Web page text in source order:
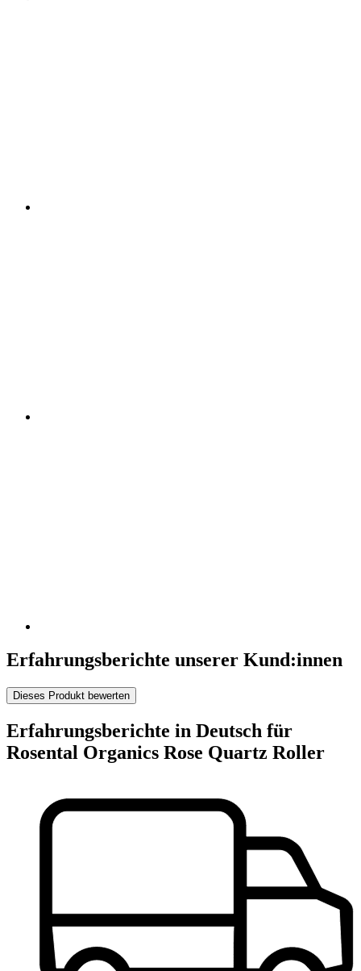
Erfahrungsberichte unserer Kund:innen
Dieses Produkt bewerten
Erfahrungsberichte in Deutsch für
Rosental Organics Rose Quartz Roller